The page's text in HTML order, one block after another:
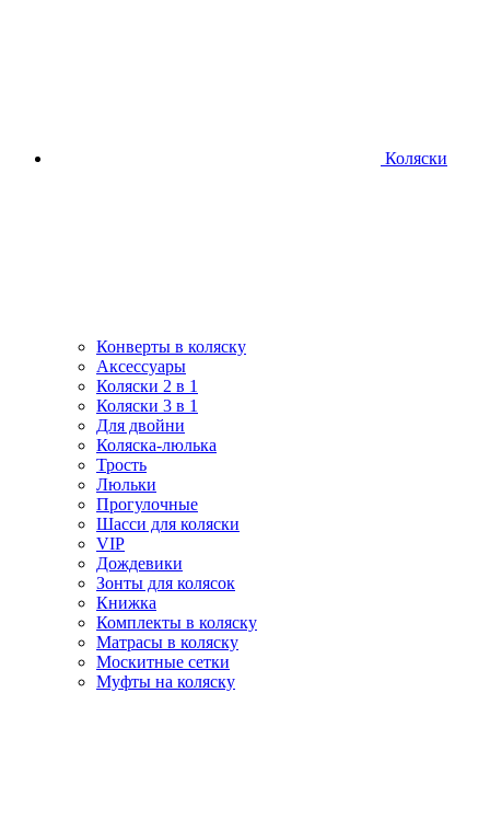
Коляски
Конверты в коляску
Аксессуары
Коляски 2 в 1
Коляски 3 в 1
Для двойни
Коляска-люлька
Трость
Люльки
Прогулочные
Шасси для коляски
VIP
Дождевики
Зонты для колясок
Книжка
Комплекты в коляску
Матрасы в коляску
Москитные сетки
Муфты на коляску